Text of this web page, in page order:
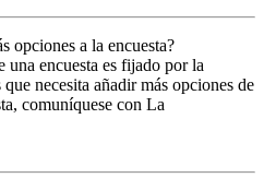
opciones a la encuesta?
una encuesta es fijado por la
necesita añadir más opciones de
comuníquese con La